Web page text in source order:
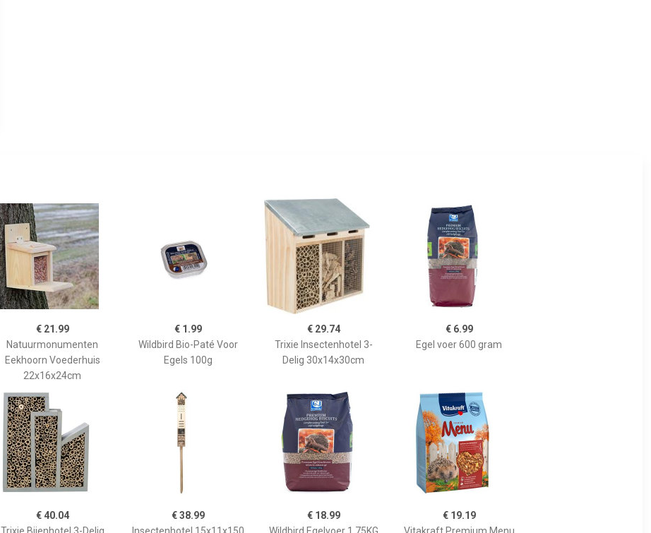
€ 21.99
Natuurmonumenten
Eekhoorn Voederhuis
22x16x24cm
€ 1.99
Wildbird Bio-Paté Voor
Egels 100g
€ 29.74
Trixie Insectenhotel 3-
Delig 30x14x30cm
€ 6.99
Egel voer 600 gram
€ 40.04
€ 38.99
€ 18.99
€ 19.19